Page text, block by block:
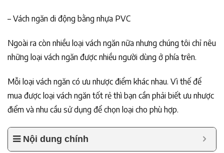
– Vách ngăn di động bằng nhựa PVC
Ngoài ra còn nhiều loại vách ngăn nữa nhưng chúng tôi chỉ nêu
những loại vách ngăn được nhiều người dùng ở phía trên.
Mỗi loại vách ngăn có ưu nhược điểm khác nhau. Vì thế để
mua được loại vách ngăn tốt rẻ thì bạn cần phải biết ưu nhược
điểm và nhu cầu sử dụng để chọn loại cho phù hợp.
Nội dung chính